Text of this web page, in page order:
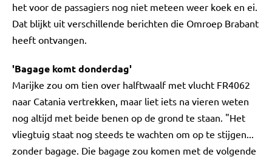
het voor de passagiers nog niet meteen weer koek en ei.
Dat blijkt uit verschillende berichten die Omroep Brabant
heeft ontvangen.
'Bagage komt donderdag'
Marijke zou om tien over halftwaalf met vlucht FR4062
naar Catania vertrekken, maar liet iets na vieren weten
nog altijd met beide benen op de grond te staan. "Het
vliegtuig staat nog steeds te wachten om op te stijgen...
zonder bagage. Die bagage zou komen met de volgende